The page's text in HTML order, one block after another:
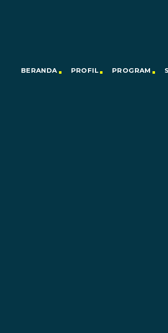
BERANDA PROFIL PROGRAM